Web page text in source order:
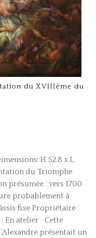
du XVIIIème du
H 52.8 x L
du Triomphe
présumée : vers 1700
probablement à
fixe Propriétaire :
En atelier Cette
présentait un